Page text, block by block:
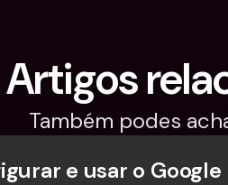
Artigos
Também podes
e usar o Google